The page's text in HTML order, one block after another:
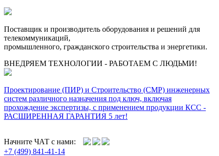
Поставщик и производитель оборудования и решений для
телекоммуникаций,
промышленного, гражданского строительства и энергетики.
ВНЕДРЯЕМ ТЕХНОЛОГИИ - РАБОТАЕМ С ЛЮДЬМИ!
Проектирование (ПИР) и Cтроительство (СМР) инженерных
систем различного назначения под ключ, включая
прохождение экспертизы, с применением продукции КСС -
РАСШИРЕННАЯ ГАРАНТИЯ 5 лет!
Начните ЧАТ с нами:
+7 (499) 841-41-14